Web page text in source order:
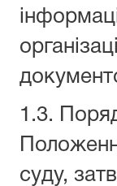
1.3.
суду,